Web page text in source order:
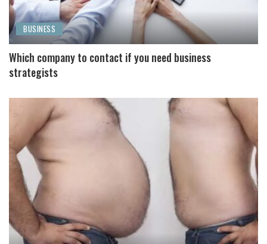
BUSINESS
Which company to contact if you need business
strategists